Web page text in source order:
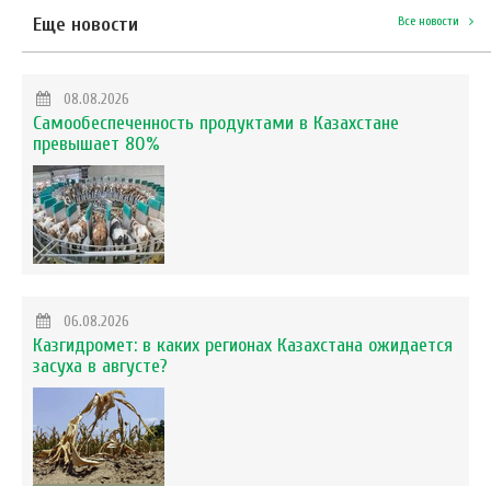
Еще новости Все новости
08.08.2026
Самообеспеченность продуктами в Казахстане
превышает 80%
06.08.2026
Казгидромет: в каких регионах Казахстана ожидается
засуха в августе?